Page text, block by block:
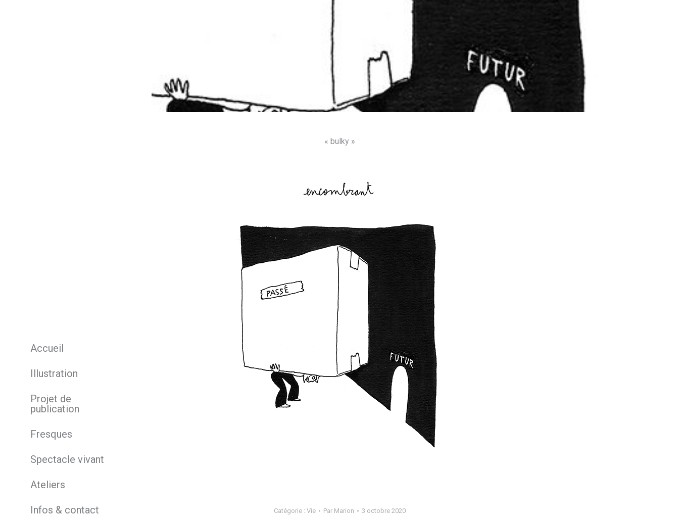
« bulky »
Catégorie : Vie Par Marion 3 octobre 2020
Accueil
Illustration
Projet de
publication
Fresques
Spectacle vivant
Ateliers
Infos & contact